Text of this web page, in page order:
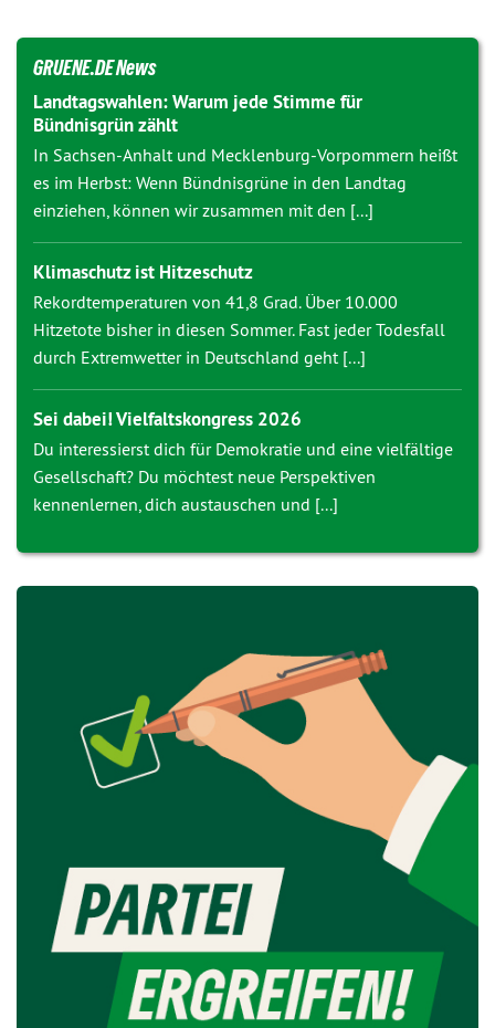
GRUENE.DE News
Landtagswahlen: Warum jede Stimme für
Bündnisgrün zählt
In Sachsen-Anhalt und Mecklenburg-Vorpommern heißt
es im Herbst: Wenn Bündnisgrüne in den Landtag
einziehen, können wir zusammen mit den [...]
Klimaschutz ist Hitzeschutz
Rekordtemperaturen von 41,8 Grad. Über 10.000
Hitzetote bisher in diesen Sommer. Fast jeder Todesfall
durch Extremwetter in Deutschland geht [...]
Sei dabei! Vielfaltskongress 2026
Du interessierst dich für Demokratie und eine vielfältige
Gesellschaft? Du möchtest neue Perspektiven
kennenlernen, dich austauschen und [...]